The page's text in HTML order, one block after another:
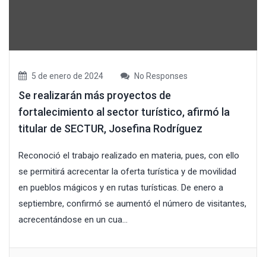
5 de enero de 2024 No Responses
Se realizarán más proyectos de
fortalecimiento al sector turístico, afirmó la
titular de SECTUR, Josefina Rodríguez
Reconoció el trabajo realizado en materia, pues, con ello
se permitirá acrecentar la oferta turística y de movilidad
en pueblos mágicos y en rutas turísticas. De enero a
septiembre, confirmó se aumentó el número de visitantes,
acrecentándose en un cua...